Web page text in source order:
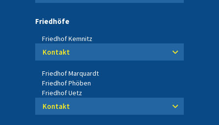
Friedhöfe
Friedhof Kemnitz
Kontakt
Friedhof Marquardt
Friedhof Phöben
Friedhof Uetz
Kontakt